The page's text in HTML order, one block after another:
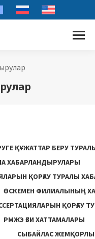
ҚҰЖАТТАР БЕРУ
ХАБАРЛАНДЫРУЛАРЫ
ҚОРҒАУ ТУРАЛЫ
ӨСКЕМЕН ФИЛИАЛЫНЫҢ
ҚОРҒАУ
РМЖЭ ҒЗИ ХАТТАМАЛАРЫ
СЫБАЙЛАС